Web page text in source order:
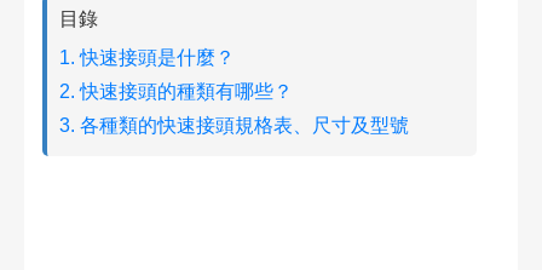
目錄
1. 快速接頭是什麼？
2. 快速接頭的種類有哪些？
3. 各種類的快速接頭規格表、尺寸及型號